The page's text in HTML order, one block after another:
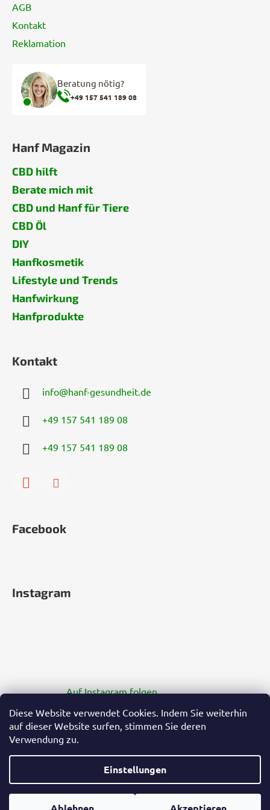
Diese Website verwendet Cookies. Indem Sie weiterhin
auf dieser Website surfen, stimmen Sie deren
Verwendung zu.
Einstellungen
AGB
Kontakt
Reklamation
Beratung nötig?
+49 157 541 189 08
Hanf Magazin
CBD hilft
Berate mich mit
CBD und Hanf für Tiere
CBD Öl
DIY
Hanfkosmetik
Lifestyle und Trends
Hanfwirkung
Hanfprodukte
Kontakt
info@hanf-gesundheit.de
+49 157 541 189 08
+49 157 541 189 08
Facebook
Instagram
Auf Instagram folgen
Erstellt von Shoptet Premium
€19,99 IN DEN WARENKORB